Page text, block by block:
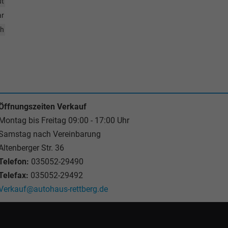
Verkauf
bis Freitag 09:00 - 17:00 Uhr
nach Vereinbarung
Str. 36
035052-29490
035052-29492
rettberg.de